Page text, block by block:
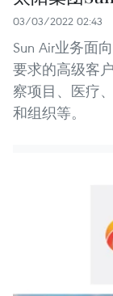
03/03/2022 02:43
Sun Air业务面
要求的高级客
察项目、医疗
和组织等。